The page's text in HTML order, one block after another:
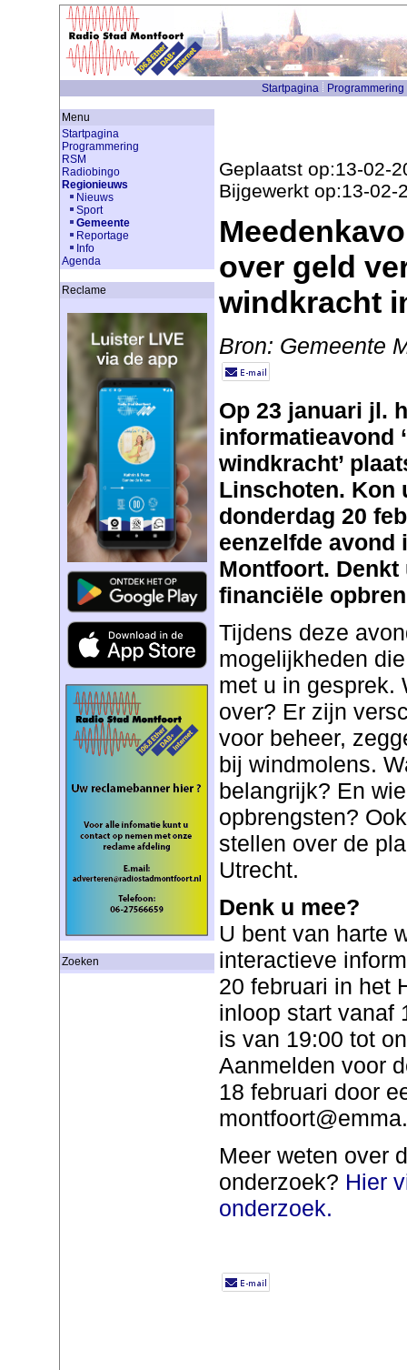
Startpagina Programmering
Menu
Startpagina
Programmering
RSM
Radiobingo
Regionieuws
Nieuws
Sport
Gemeente
Reportage
Info
Agenda
Reclame
Zoeken
Geplaatst op:13-02-
Bijgewerkt op:13-02-
over geld
windkracht
Bron: Gemeente
Op 23 januari jl.
informatieavond
windkracht’
Linschoten. Kon
donderdag 20
eenzelfde avond
Montfoort. Denkt
financiële
Tijdens deze
mogelijkheden
met u in gesprek.
over? Er zijn
voor beheer,
bij windmolens.
belangrijk? En
opbrengsten?
stellen over de
Utrecht.
Denk u mee?
U bent van harte
interactieve
20 februari in het
inloop start vanaf
is van 19:00 tot
Aanmelden voor
18 februari door
Meer weten over
onderzoek? Hier
onderzoek.